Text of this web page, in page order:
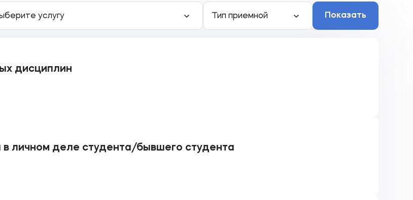
услугу Тип приемной Показать
дисциплин
личном деле студента/бывшего студента